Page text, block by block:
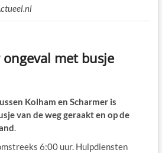
met busje
Kolham en Scharmer is
van de weg geraakt en op de
.
6:00 uur. Hulpdiensten